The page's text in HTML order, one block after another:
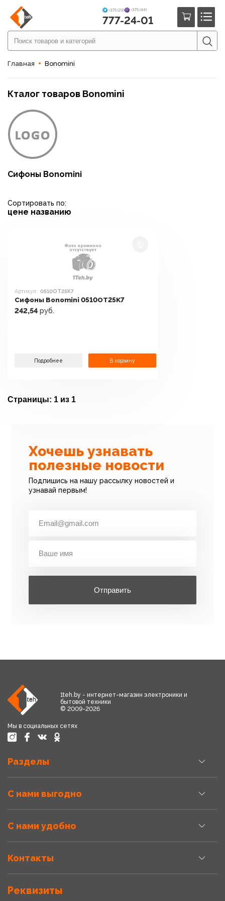
+375 (29) +375 (44)
777-24-01
Главная Bonomini
Кталог товаров Bonomini
Сифоны Bonomini
Сортировать по:
цене названию
Артикул: 0510OT25K7
Сифоны Bonomini 0510OT25K7
242,54 руб.
Подробнее В корзину
Страницы: 1 из 1
Хочешь узнавать
полезные новости
Подпишись на нашу рассылку новостей и
узнавай первым!
Отправить
1teh.by - интернет-магазин электроники и
бытовой техники
© 2009-2026
Мы в социальных сетях
Разделы
С нами выгодно
С нами удобно
Контакты
Реквизиты